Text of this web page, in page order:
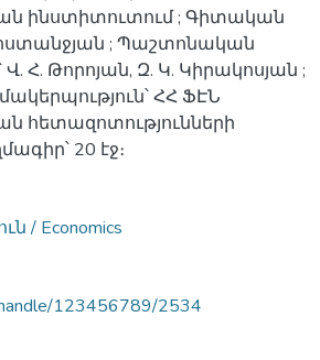
ինստիտուտում ; Գիտական
; Պաշտոնական
Հ. Թորոյան, Զ. Կ. Կիրակոսյան ;
ՀՀ ՖԷՆ
հետազոտությունների
20 էջ։
/ Economics
123456789/2534